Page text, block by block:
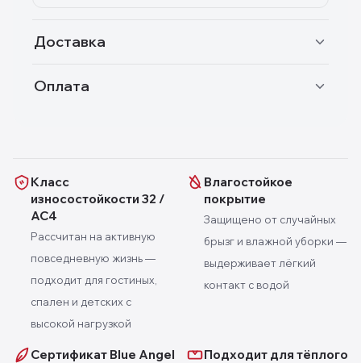
Доставка
Оплата
Класс
износостойкости 32 /
AC4
Рассчитан на активную
повседневную жизнь —
подходит для гостиных,
спален и детских с
высокой нагрузкой
Влагостойкое
покрытие
Защищено от случайных
брызг и влажной уборки —
выдерживает лёгкий
контакт с водой
Сертификат Blue Angel
Подходит для тёплого